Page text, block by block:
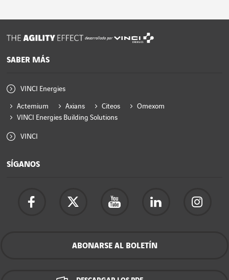
desarrollado por
SABER MÁS
VINCI Energies
Actemium Axians Citeos
Omexom
VINCI Energies Building Solutions
VINCI
SÍGANOS
ABONARSE AL BOLETÍN